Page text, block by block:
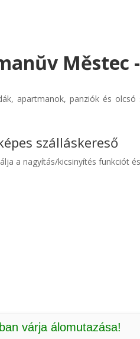
Městec
apartmanok, panziók és
szálláskereső
a nagyítás/kicsinyítés funkciót
várja álomutazása!